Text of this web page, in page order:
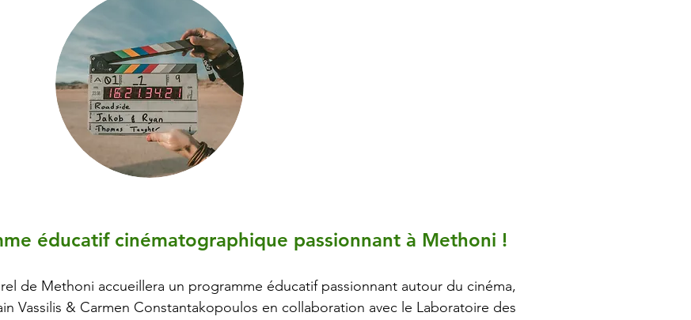
éducatif cinématographique passionnant à Methoni !
de Methoni accueillera un programme éducatif passionnant autour du cinéma,
Vassilis & Carmen Constantakopoulos en collaboration avec le Laboratoire des